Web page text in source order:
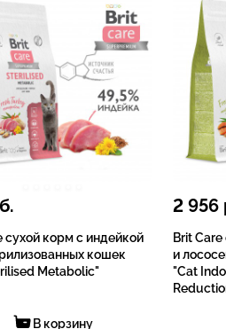
сухой корм с индейкой
кошек
Metabolic"
В корзину
2 956
Brit
и
"Cat